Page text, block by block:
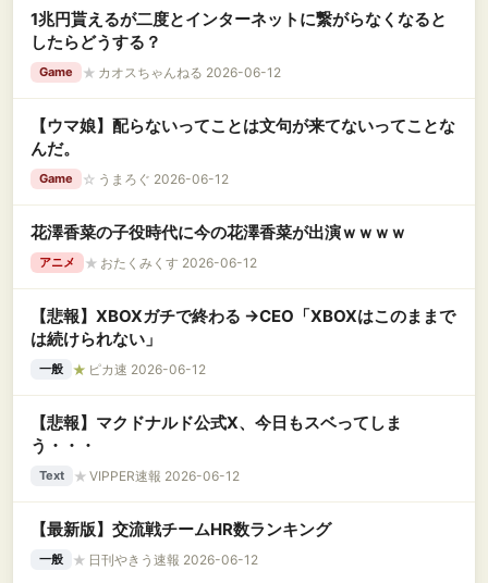
1兆円貰えるが二度とインターネットに繋がらなくなると
したらどうする？
Game ★ カオスちゃんねる 2026-06-12
【ウマ娘】配らないってことは文句が来てないってことな
んだ。
Game ☆ うまろぐ 2026-06-12
花澤香菜の子役時代に今の花澤香菜が出演ｗｗｗｗ
アニメ ★ おたくみくす 2026-06-12
【悲報】XBOXガチで終わる →CEO「XBOXはこのままで
は続けられない」
一般 ★ ピカ速 2026-06-12
【悲報】マクドナルド公式X、今日もスベってしま
う・・・
Text ★ VIPPER速報 2026-06-12
【最新版】交流戦チームHR数ランキング
一般 ★ 日刊やきう速報 2026-06-12